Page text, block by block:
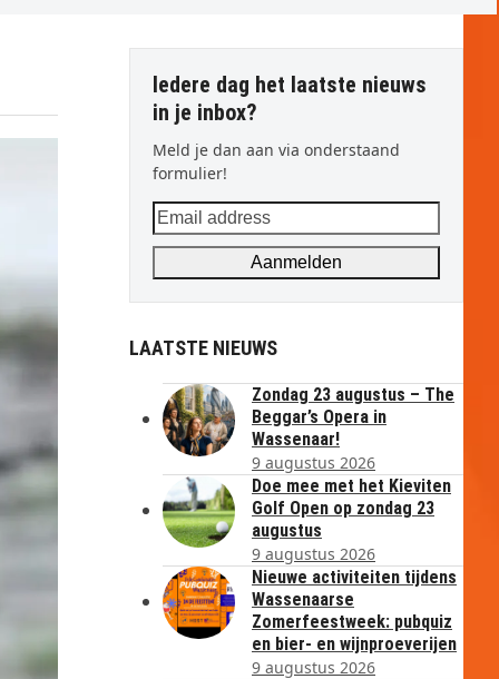
Iedere dag het laatste nieuws
in je inbox?
Meld je dan aan via onderstaand
formulier!
Email
address
Aanmelden
LAATSTE NIEUWS
Zondag 23 augustus – The
Beggar’s Opera in
Wassenaar!
9 augustus 2026
Doe mee met het Kieviten
Golf Open op zondag 23
augustus
9 augustus 2026
Nieuwe activiteiten tijdens
Wassenaarse
Zomerfeestweek: pubquiz
en bier- en wijnproeverijen
9 augustus 2026